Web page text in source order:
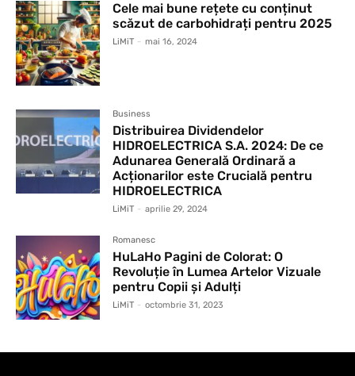
Cele mai bune rețete cu conținut
scăzut de carbohidrați pentru 2025
LiMiT - mai 16, 2024
Business
Distribuirea Dividendelor
HIDROELECTRICA S.A. 2024: De ce
Adunarea Generală Ordinară a
Acționarilor este Crucială pentru
HIDROELECTRICA
LiMiT - aprilie 29, 2024
Romanesc
HuLaHo Pagini de Colorat: O
Revoluție în Lumea Artelor Vizuale
pentru Copii și Adulți
LiMiT - octombrie 31, 2023